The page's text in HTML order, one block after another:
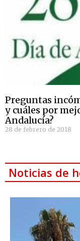
Preguntas
y cuáles por
Andalucía?
28 de febrero de 2018
Noticias de